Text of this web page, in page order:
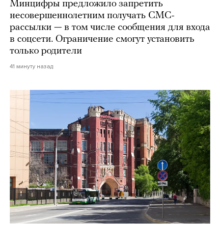
Минцифры предложило запретить
несовершеннолетним получать СМС-
рассылки — в том числе сообщения для входа
в соцсети. Ограничение смогут установить
только родители
41 минуту назад